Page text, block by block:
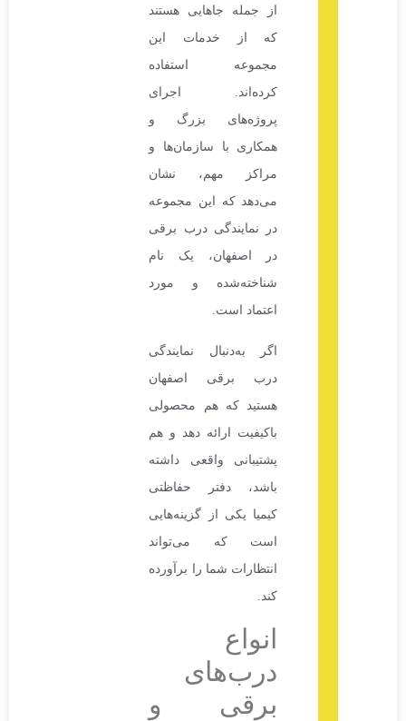
از جمله جاهایی هستند
که از خدمات این
مجموعه استفاده
کرده‌اند. اجرای
پروژه‌های بزرگ و
همکاری با سازمان‌ها و
مراکز مهم، نشان
می‌دهد که این مجموعه
در نمایندگی درب برقی
در اصفهان، یک نام
شناخته‌شده و مورد
اگر به‌دنبال نمایندگی
درب برقی اصفهان
هستید که هم محصولی
باکیفیت ارائه دهد و هم
پشتیبانی واقعی داشته
باشد، دفتر حفاظتی
کیمیا یکی از گزینه‌هایی
است که می‌تواند
انتظارات شما را برآورده
برقی و